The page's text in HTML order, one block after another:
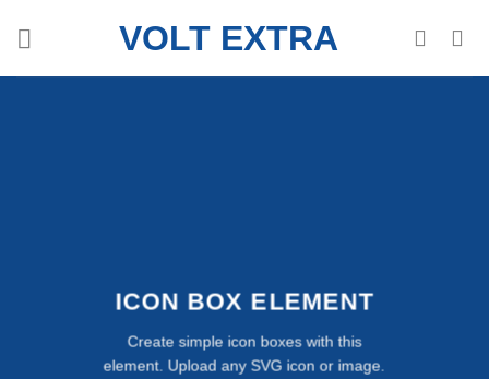
VOLT EXTRA
ICON BOX ELEMENT
Create simple icon boxes with this
element. Upload any SVG icon or image.